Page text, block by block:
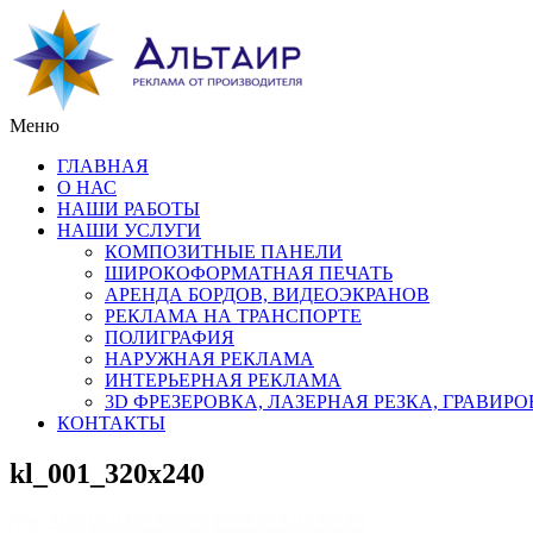
Меню
ГЛАВНАЯ
О НАС
НАШИ РАБОТЫ
НАШИ УСЛУГИ
КОМПОЗИТНЫЕ ПАНЕЛИ
ШИРОКОФОРМАТНАЯ ПЕЧАТЬ
АРЕНДА БОРДОВ, ВИДЕОЭКРАНОВ
РЕКЛАМА НА ТРАНСПОРТЕ
ПОЛИГРАФИЯ
НАРУЖНАЯ РЕКЛАМА
ИНТЕРЬЕРНАЯ РЕКЛАМА
3D ФРЕЗЕРОВКА, ЛАЗЕРНАЯ РЕЗКА,
КОНТАКТЫ
kl_001_320x240